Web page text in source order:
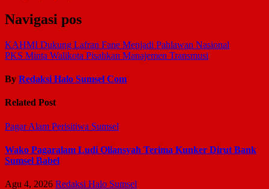
Navigasi pos
KAHMI Dukung Lafran Fane Menjadi Pahlawan Nasional
PKS Minta Walikota Pisahkan Manajemen Transmusi
By Redaksi Halo Sumsel Com
Related Post
Pagar Alam Perisitiwa Sumsel
Wako Pagaralam Ludi Oliansyah Terima Kunker Dirut Bank
Sumsel Babel
Agu 4, 2026 Redaksi Halo Sumsel